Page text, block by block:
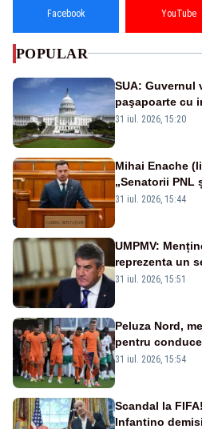
Facebook YouTube
POPULAR
SUA: Guvernul
paşapoarte cu
începând cu 8
31 iul. 2026, 15:20
Mihai Enache
„Senatorii PNL
la vânzare
31 iul. 2026, 15:44
UMPMV:
reprezenta un
România.
31 iul. 2026, 15:51
Peluza Nord,
pentru
rușinoasă din
31 iul. 2026, 15:54
Scandal la
Infantino